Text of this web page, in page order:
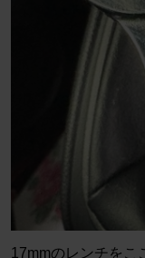
17mmのレンチをこ